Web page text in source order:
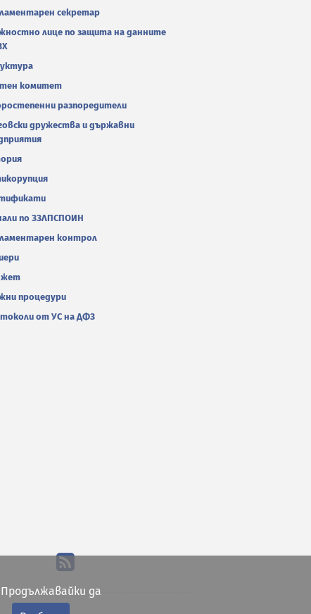
секретар
лице по защита на данните
комитет
разпоредители
дружества и държавни
по ЗЗЛПСПОИН
контрол
процедури
от УС на ДФЗ
да